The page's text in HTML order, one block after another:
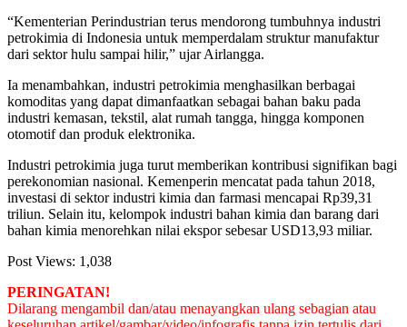
“Kementerian Perindustrian terus mendorong tumbuhnya industri
petrokimia di Indonesia untuk memperdalam struktur manufaktur
dari sektor hulu sampai hilir,” ujar Airlangga.
Ia menambahkan, industri petrokimia menghasilkan berbagai
komoditas yang dapat dimanfaatkan sebagai bahan baku pada
industri kemasan, tekstil, alat rumah tangga, hingga komponen
otomotif dan produk elektronika.
Industri petrokimia juga turut memberikan kontribusi signifikan bagi
perekonomian nasional. Kemenperin mencatat pada tahun 2018,
investasi di sektor industri kimia dan farmasi mencapai Rp39,31
triliun. Selain itu, kelompok industri bahan kimia dan barang dari
bahan kimia menorehkan nilai ekspor sebesar USD13,93 miliar.
Post Views: 1,038
PERINGATAN!
Dilarang mengambil dan/atau menayangkan ulang sebagian atau